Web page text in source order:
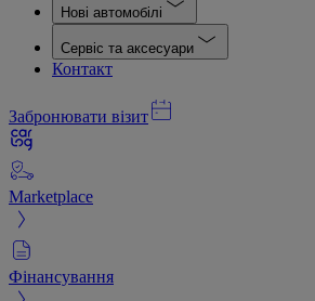
Нові автомобілі
Сервіс та аксесуари
Контакт
Забронювати візит
Marketplace
Фінансування